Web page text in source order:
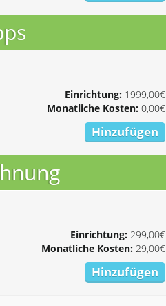
Einrichtung:1999,00€
Monatliche Kosten:0,00€
Hinzufügen
Einrichtung:299,00€
Monatliche Kosten:29,00€
Hinzufügen